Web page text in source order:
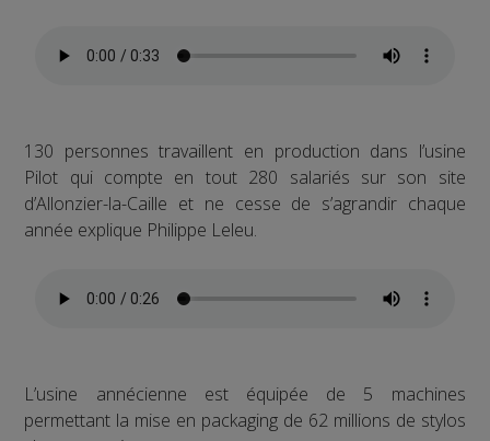
130 personnes travaillent en production dans l’usine
Pilot qui compte en tout 280 salariés sur son site
d’Allonzier-la-Caille et ne cesse de s’agrandir chaque
année explique Philippe Leleu.
L’usine annécienne est équipée de 5 machines
permettant la mise en packaging de 62 millions de stylos